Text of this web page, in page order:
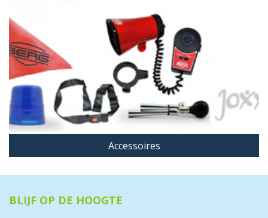
Accessoires
BLIJF OP DE HOOGTE